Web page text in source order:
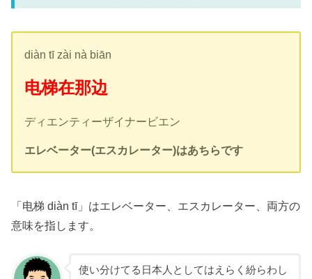
diàn tī zài nà biān
电梯在那边
ディエンティーザイナービエン
エレベーター(エスカレーター)はあちらです
「电梯 diàn tī」はエレベーター、エスカレーター、両方の
意味を指します。
使い分けてる日本人としてはえらく紛らわし